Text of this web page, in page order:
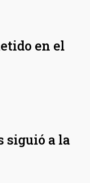
en el
siguió a la